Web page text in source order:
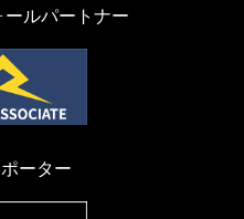
ールパートナー
ーター